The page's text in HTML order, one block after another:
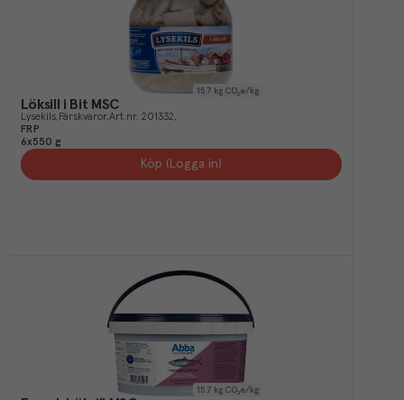
15.7 kg CO₂e/kg
Löksill i Bit MSC
Lysekils Färskvaror Art.nr. 201332
FRP
6x550 g
Köp (Logga in)
15.7 kg CO₂e/kg